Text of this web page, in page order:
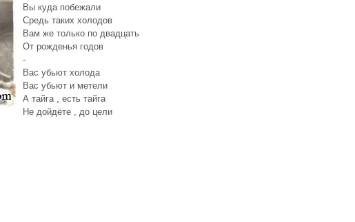
Вы куда побежали
Средь таких холодов
Вам же только по двадцать
От рожденья годов
-
Вас убьют холода
Вас убьют и метели
А тайга , есть тайга
Не дойдёте , до цели